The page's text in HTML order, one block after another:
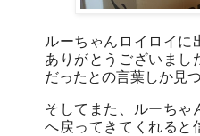
ルーちゃんロイロイに
ありがとうございまし
だったとの言葉しか見
そしてまた、ルーちゃ
へ戻ってきてくれると